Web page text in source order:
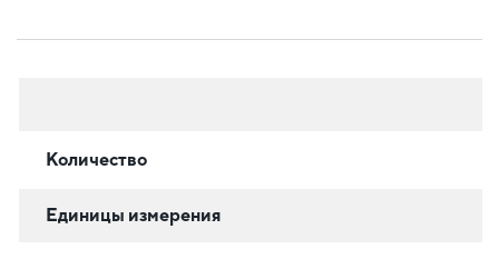
Количество
Единицы измерения